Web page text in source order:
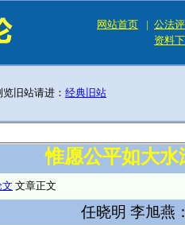
网站首页 | 公法
资料
旧站请进： 经典旧站
惟愿公平如大
文章正文
任晓明 李旭燕